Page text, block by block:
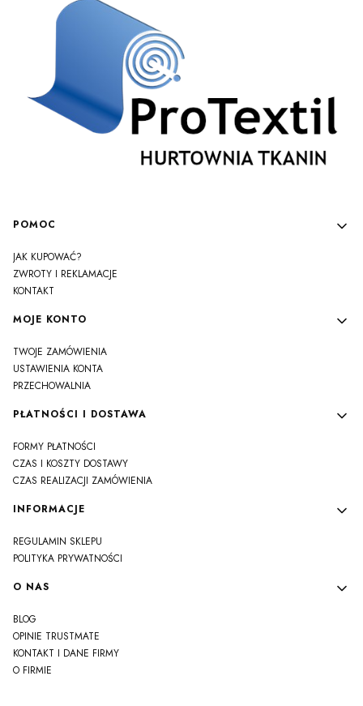
Linki w stopce
POMOC
JAK KUPOWAĆ?
ZWROTY I REKLAMACJE
KONTAKT
MOJE KONTO
TWOJE ZAMÓWIENIA
USTAWIENIA KONTA
PRZECHOWALNIA
PŁATNOŚCI I DOSTAWA
FORMY PŁATNOŚCI
CZAS I KOSZTY DOSTAWY
CZAS REALIZACJI ZAMÓWIENIA
INFORMACJE
REGULAMIN SKLEPU
POLITYKA PRYWATNOŚCI
O NAS
BLOG
OPINIE TRUSTMATE
KONTAKT I DANE FIRMY
O FIRMIE